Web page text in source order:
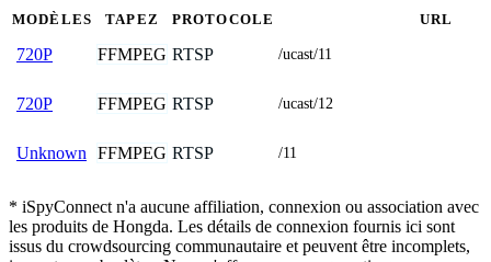
MODÈLES TAPEZ PROTOCOLE URL
720P FFMPEG RTSP /ucast/11
720P FFMPEG RTSP /ucast/12
Unknown FFMPEG RTSP /11
* iSpyConnect n'a aucune affiliation, connexion ou association avec
les produits de Hongda. Les détails de connexion fournis ici sont
issus du crowdsourcing communautaire et peuvent être incomplets,